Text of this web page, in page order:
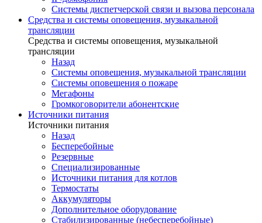
Системы диспетчерской связи и вызова персонала
Средства и системы оповещения, музыкальной
трансляции
Средства и системы оповещения, музыкальной
трансляции
Назад
Системы оповещения, музыкальной трансляции
Системы оповещения о пожаре
Мегафоны
Громкоговорители абонентские
Источники питания
Источники питания
Назад
Бесперебойные
Резервные
Специализированные
Источники питания для котлов
Термостаты
Аккумуляторы
Дополнительное оборудование
Стабилизированные (небесперебойные)